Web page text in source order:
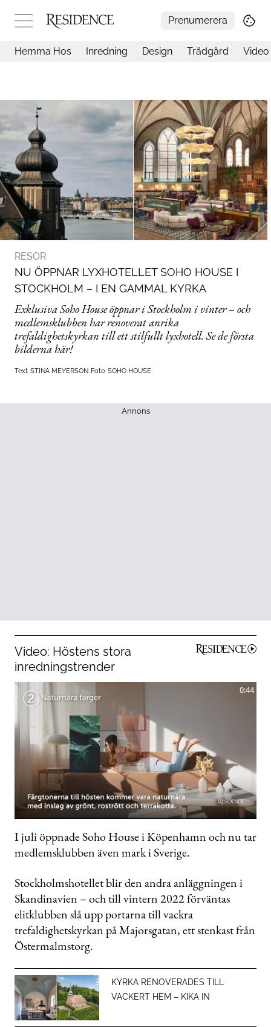
Prenumerera
Design
Trädgård
Video
Inredning
Livsstil
Resor
Mat & Dryck
Influencers
Mer
Hemma Hos Inredning Design Trädgård Video
RESOR
NU ÖPPNAR LYXHOTELLET SOHO HOUSE I
STOCKHOLM – I EN GAMMAL KYRKA
Exklusiva Soho House öppnar i Stockholm i vinter – och
medlemsklubben har renoverat anrika
trefaldighetskyrkan till ett stilfullt lyxhotell. Se de första
bilderna här!
Text STINA MEYERSON Foto SOHO HOUSE
Annons
Video: Höstens stora
inredningstrender
0:44
0
of
44
seconds
I juli öppnade Soho House i Köpenhamn och nu tar
medlemsklubben även mark i Sverige.
Stockholmshotellet blir den andra anläggningen i
Skandinavien – och till vintern 2022 förväntas
elitklubben slå upp portarna till vackra
trefaldighetskyrkan på Majorsgatan, ett stenkast från
Östermalmstorg.
KYRKA RENOVERADES TILL
VACKERT HEM – KIKA IN